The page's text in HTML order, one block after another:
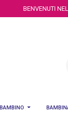
BENVENUTI
BAMBINO